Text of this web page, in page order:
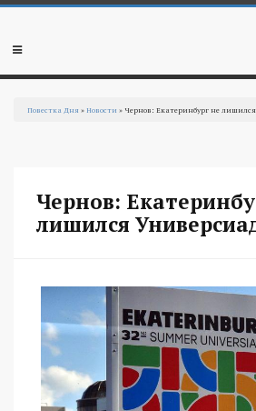
Перейти к основному содержанию
Мобильное
Повестка Дня »Новости » Чернов: Екатеринбург не
Чернов:
лишился